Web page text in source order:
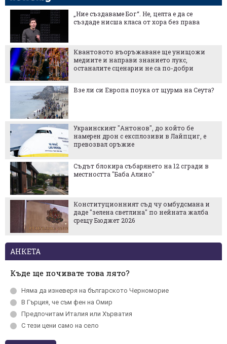
„Ние създаваме Бог“. Не, целта е да се
създаде нисша класа от хора без права
Квантовото въоръжаване ще унищожи
медиите и направи знанието лукс,
останалите сценарии не са по-добри
Взе ли си Европа поука от щурма на Сеута?
Украинският "Антонов", до който бе
намерен дрон с експлозиви в Лайпциг, е
превозвал оръжие
Съдът блокира събарянето на 12 сгради в
местността "Баба Алино"
Конституционният съд чу омбудсмана и
даде "зелена светлина" по нейната жалба
срещу Бюджет 2026
АНКЕТА
Къде ще почивате това лято?
Няма да изневеря на българското Черномориe
В Гърция, че съм фен на Омир
Предпочитам Италия или Хърватия
С тези цени само на село